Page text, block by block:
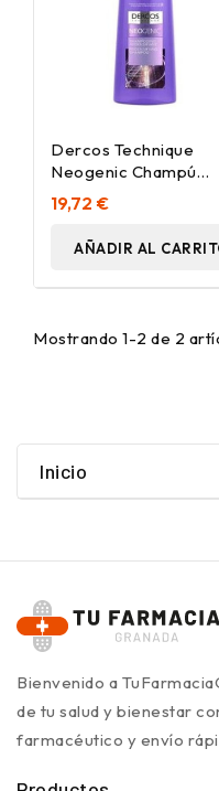
Dercos Technique
Neogenic Champú
Redensificante, 200
19,72 €
AÑADIR AL
Mostrando 1-2 de 2
Inicio
Bienvenido a
de tu salud y bienestar
farmacéutico y envío